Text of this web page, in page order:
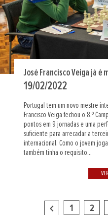
José Francisco Veiga já é
19/02/2022
Portugal tem um novo mestre
Francisco Veiga fechou o 8.º
pontos em 9 jornadas e uma
suficiente para arrecadar a
internacional. Como o jovem
também tinha o requisito...
navigate_before 1 2